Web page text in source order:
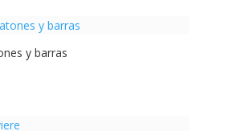
y barras